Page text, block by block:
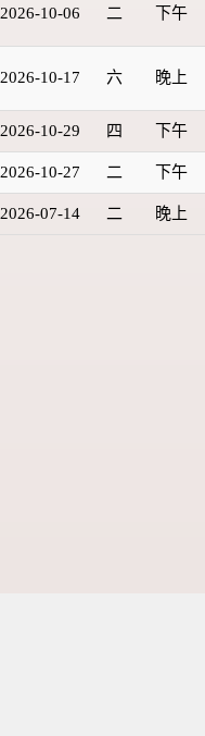
2026-10-06 二 下午
2026-10-17 六 晚上
2026-10-29 四 下午
2026-10-27 二 下午
2026-07-14 二 晚上